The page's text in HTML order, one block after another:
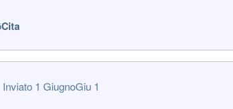
Cita
Inviato 1 GiugnoGiu 1